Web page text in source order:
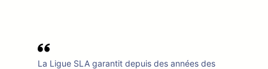
La Ligue SLA garantit depuis des années des